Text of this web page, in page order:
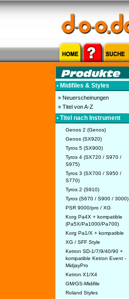
• Midifiles & Styles
» Neuerscheinungen
» Titel von A-Z
• Titel nach Instrument
Genos 2 (Genos)
Genos (SX920)
Tyros 5 (SX900)
Tyros 4 (SX720 / S970 /
S975)
Tyros 3 (SX700 / S950 /
S770)
Tyros 2 (S910)
Tyros (S670 / S900 / 3000)
PSR 9000/pro / XG
Korg Pa4X + kompatible
(Pa5X/Pa1000/Pa700)
Korg Pa1/X + kompatible
XG / SFF Style
Ketron SD-1/7/9/40/90 +
kompatible Ketron Event -
MidjayPro
Ketron X1/X4
GM/GS-Midifile
Roland Styles